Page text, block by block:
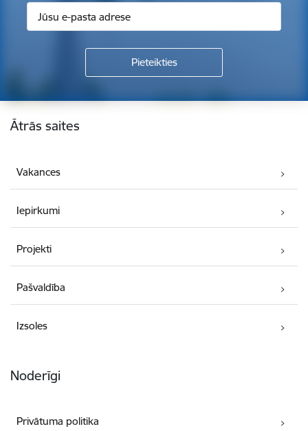
Kājene
Ātrās saites
Vakances
Iepirkumi
Projekti
Pašvaldība
Izsoles
Noderīgi
Privātuma politika